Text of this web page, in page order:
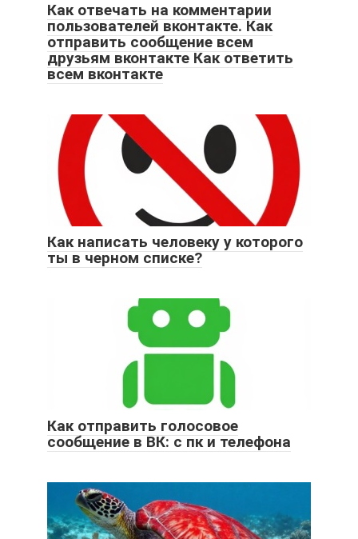
Как отвечать на комментарии
пользователей вконтакте. Как
отправить сообщение всем
друзьям вконтакте Как ответить
всем вконтакте
Как написать человеку у которого
ты в черном списке?
Как отправить голосовое
сообщение в ВК: с пк и телефона